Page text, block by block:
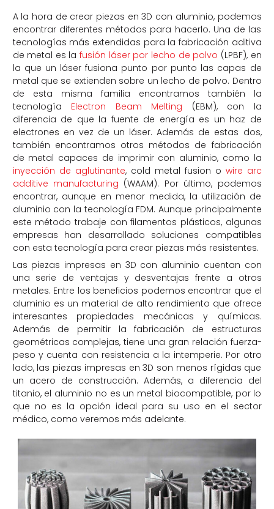
A la hora de crear piezas en 3D con aluminio, podemos
encontrar diferentes métodos para hacerlo. Una de las
tecnologías más extendidas para la fabricación aditiva
de metal es lafusión láser por lecho de polvo (LPBF), en
la que un láser fusiona punto por punto las capas de
metal que se extienden sobre un lecho de polvo. Dentro
de esta misma familia encontramos también la
tecnología Electron Beam Melting (EBM), con la
diferencia de que la fuente de energía es un haz de
electrones en vez de un láser. Además de estas dos,
también encontramos otros métodos de fabricación
de metal capaces de imprimir con aluminio, como la
inyección de aglutinante, cold metal fusion o wire arc
additive manufacturing (WAAM). Por último, podemos
encontrar, aunque en menor medida, la utilización de
aluminio con la tecnología FDM. Aunque principalmente
este método trabaje con filamentos plásticos, algunas
empresas han desarrollado soluciones compatibles
con esta tecnología para crear piezas más resistentes.
Las piezas impresas en 3D con aluminio cuentan con
una serie de ventajas y desventajas frente a otros
metales. Entre los beneficios podemos encontrar que el
aluminio es un material de alto rendimiento que ofrece
interesantes propiedades mecánicas y químicas.
Además de permitir la fabricación de estructuras
geométricas complejas, tiene una gran relación fuerza-
peso y cuenta con resistencia a la intemperie. Por otro
lado, las piezas impresas en 3D son menos rígidas que
un acero de construcción. Además, a diferencia del
titanio, el aluminio no es un metal biocompatible, por lo
que no es la opción ideal para su uso en el sector
médico, como veremos más adelante.